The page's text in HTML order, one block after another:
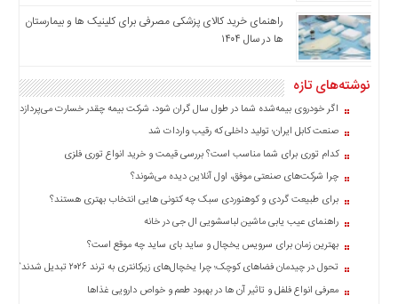
اقتصادی
اخبار
اخبار
راهنمای خرید کالای پزشکی مصرفی برای کلینیک ها و بیمارستان
ها در سال ۱۴۰۴
نوشته‌های تازه
اگر خودروی بیمه‌شده شما در طول سال گران شود، شرکت بیمه چقدر خسارت می‌پردازد؟
صنعت کابل ایران؛ تولید داخلی که رقیب واردات شد
کدام توری برای شما مناسب است؟ بررسی قیمت و خرید انواع توری فلزی
چرا شرکت‌های صنعتی موفق، اول آنلاین دیده می‌شوند؟
برای طبیعت گردی و کوهنوردی سبک چه کتونی هایی انتخاب بهتری هستند؟
راهنمای عیب یابی ماشین لباسشویی ال جی در خانه
بهترین زمان برای سرویس یخچال و ساید بای ساید چه موقع است؟
تحول در چیدمان فضاهای کوچک؛ چرا یخچال‌های زیرکانتری به ترند ۲۰۲۶ تبدیل شدند؟
معرفی انواع فلفل و تاثیر آن ‌ها در بهبود طعم و خواص دارویی غذاها